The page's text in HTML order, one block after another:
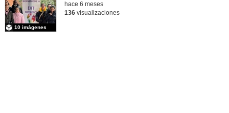
10 imágenes
hace 6 meses
136visualizaciones